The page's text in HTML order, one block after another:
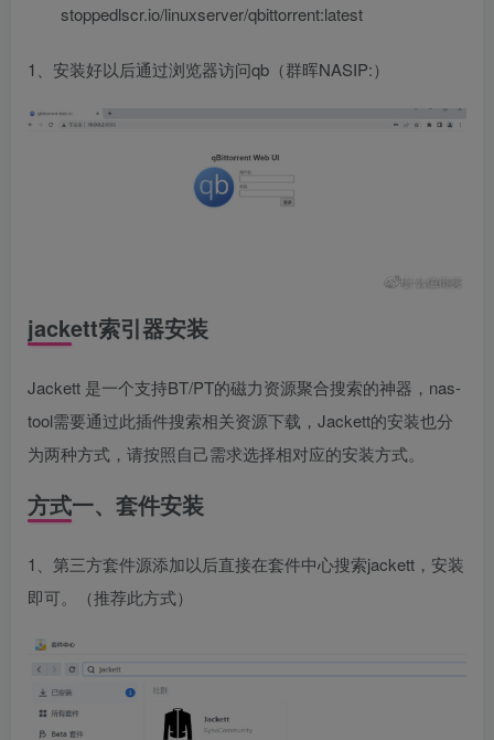
stoppedlscr.io/linuxserver/qbittorrent:latest
1、安装好以后通过浏览器访问qb（群晖NASIP:）
jackett索引器安装
Jackett 是一个支持BT/PT的磁力资源聚合搜索的神器，nas-
tool需要通过此插件搜索相关资源下载，Jackett的安装也分
为两种方式，请按照自己需求选择相对应的安装方式。
方式一、套件安装
1、第三方套件源添加以后直接在套件中心搜索jackett，安装
即可。（推荐此方式）